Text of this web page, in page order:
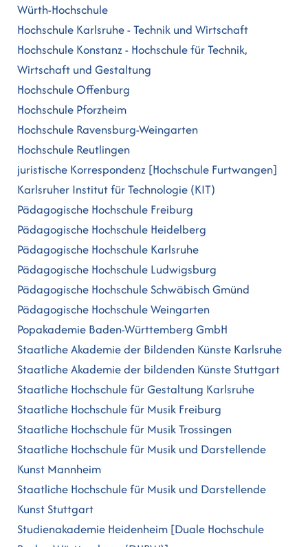
Würth-Hochschule
Hochschule Karlsruhe - Technik und Wirtschaft
Hochschule Konstanz - Hochschule für Technik,
Wirtschaft und Gestaltung
Hochschule Offenburg
Hochschule Pforzheim
Hochschule Ravensburg-Weingarten
Hochschule Reutlingen
juristische Korrespondenz [Hochschule Furtwangen]
Karlsruher Institut für Technologie (KIT)
Pädagogische Hochschule Freiburg
Pädagogische Hochschule Heidelberg
Pädagogische Hochschule Karlsruhe
Pädagogische Hochschule Ludwigsburg
Pädagogische Hochschule Schwäbisch Gmünd
Pädagogische Hochschule Weingarten
Popakademie Baden-Württemberg GmbH
Staatliche Akademie der Bildenden Künste Karlsruhe
Staatliche Akademie der bildenden Künste Stuttgart
Staatliche Hochschule für Gestaltung Karlsruhe
Staatliche Hochschule für Musik Freiburg
Staatliche Hochschule für Musik Trossingen
Staatliche Hochschule für Musik und Darstellende
Kunst Mannheim
Staatliche Hochschule für Musik und Darstellende
Kunst Stuttgart
Studienakademie Heidenheim [Duale Hochschule